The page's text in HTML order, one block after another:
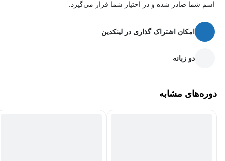
اسم شما صادر شده و در اختیار شما قرار می‌گیرد.
امکان اشتراک گذاری در لینکدین
دو زبانه
دوره‌های مشابه